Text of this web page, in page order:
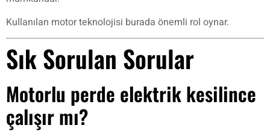
Kullanılan motor teknolojisi burada önemli rol oynar.
Sık Sorulan Sorular
Motorlu perde elektrik kesilince
çalışır mı?